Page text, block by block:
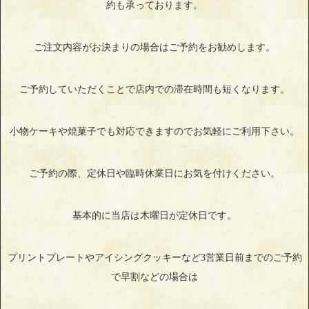
約も承っております。
ご注文内容がお決まりの場合はご予約をお勧めします。
ご予約していただくことで店内での滞在時間も短くなります。
小物ケーキや焼菓子でも対応できますのでお気軽にご利用下さい。
ご予約の際、定休日や臨時休業日にお気を付けください。
基本的に当店は木曜日が定休日です。
プリントプレートやアイシングクッキーなど3営業日前までのご予約
で早割などの場合は